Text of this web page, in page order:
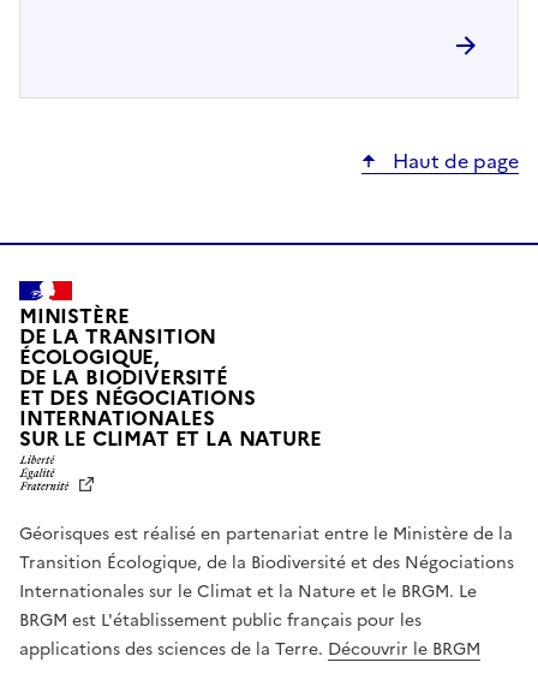
Haut de page
MINISTÈRE
DE LA TRANSITION
ÉCOLOGIQUE,
DE LA BIODIVERSITÉ
ET DES NÉGOCIATIONS
INTERNATIONALES
SUR LE CLIMAT ET LA NATUREL
T
É
,
É
G
A
L
Géorisques est réalisé en partenariat entre le Ministère de la
Transition Écologique, de la Biodiversité et des Négociations
Internationales sur le Climat et la Nature et le BRGM. Le
BRGM est L'établissement public français pour les
applications des sciences de la Terre. Découvrir le BRGM